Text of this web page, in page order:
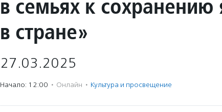
в семьях к сохранению
в стране»
27.03.2025
Начало: 12:00 · Онлайн · Культура и просвещение